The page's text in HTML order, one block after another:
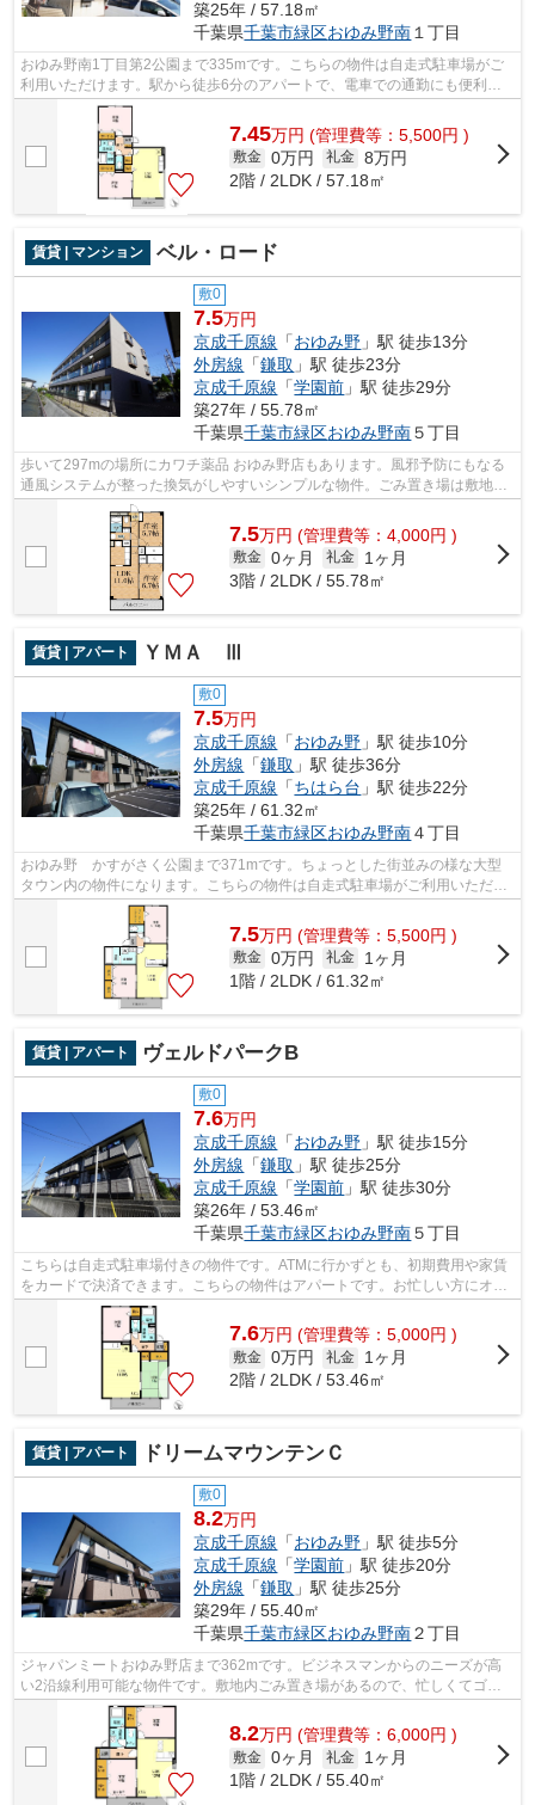
築25年 / 57.18㎡
千葉県千葉市緑区おゆみ野南１丁目
おゆみ野南1丁目第2公園まで335mです。こちらの物件は自走式駐車場がご
利用いただけます。駅から徒歩6分のアパートで、電車での通勤にも便利な
立地です。こちらは大型タウン内のアパー...
7.45万円 (管理費等：5,500円 )
敷金 0万円 礼金 8万円
2階 / 2LDK / 57.18㎡
賃貸 | マンション ベル・ロード
敷0
7.5万円
京成千原線 「おゆみ野 」駅 徒歩13分
外房線 「鎌取 」駅 徒歩23分
京成千原線 「学園前 」駅 徒歩29分
築27年 / 55.78㎡
千葉県千葉市緑区おゆみ野南５丁目
歩いて297mの場所にカワチ薬品 おゆみ野店もあります。風邪予防にもなる
通風システムが整った換気がしやすいシンプルな物件。ごみ置き場は敷地内
にあります。【自走式駐車場】駐車可能...
7.5万円 (管理費等：4,000円 )
敷金 0ヶ月 礼金
1ヶ月
3階 / 2LDK / 55.78㎡
賃貸 | アパート ＹＭＡ Ⅲ
敷0
7.5万円
京成千原線 「おゆみ野 」駅 徒歩10分
外房線 「鎌取 」駅 徒歩36分
京成千原線 「ちはら台 」駅 徒歩22分
築25年 / 61.32㎡
千葉県千葉市緑区おゆみ野南４丁目
おゆみ野 かすがさく公園まで371mです。ちょっとした街並みの様な大型
タウン内の物件になります。こちらの物件は自走式駐車場がご利用いただけ
ます。株式会社ネイティブ・トラストに...
7.5万円 (管理費等：5,500円 )
敷金 0万円 礼金
1ヶ月
1階 / 2LDK / 61.32㎡
賃貸 | アパート ヴェルドパークB
敷0
7.6万円
京成千原線 「おゆみ野 」駅 徒歩15分
外房線 「鎌取 」駅 徒歩25分
京成千原線 「学園前 」駅 徒歩30分
築26年 / 53.46㎡
千葉県千葉市緑区おゆみ野南５丁目
こちらは自走式駐車場付きの物件です。ATMに行かずとも、初期費用や家賃
をカードで決済できます。こちらの物件はアパートです。お忙しい方にオス
スメ、敷地内にごみ置き場のある物件で...
7.6万円 (管理費等：5,000円 )
敷金 0万円 礼金
1ヶ月
2階 / 2LDK / 53.46㎡
賃貸 | アパート ドリームマウンテンＣ
敷0
8.2万円
京成千原線 「おゆみ野 」駅 徒歩5分
京成千原線 「学園前 」駅 徒歩20分
外房線 「鎌取 」駅 徒歩25分
築29年 / 55.40㎡
千葉県千葉市緑区おゆみ野南２丁目
ジャパンミートおゆみ野店まで362mです。ビジネスマンからのニーズが高
い2沿線利用可能な物件です。敷地内ごみ置き場があるので、忙しくてゴミ
を出す時間がないという方も安心です。使...
8.2万円 (管理費等：6,000円 )
敷金 0ヶ月 礼金
1ヶ月
1階 / 2LDK / 55.40㎡